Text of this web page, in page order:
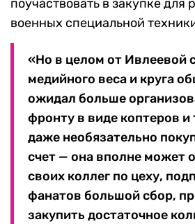
поучаствовать в закупке для
военных специальной
«Но в целом от Ивлеевой
медийного веса и круга
ожидал больше
фронту в виде коптеров и
даже необязательно
счет — она вполне может
своих коллег по цеху,
фанатов большой сбор,
закупить достаточное